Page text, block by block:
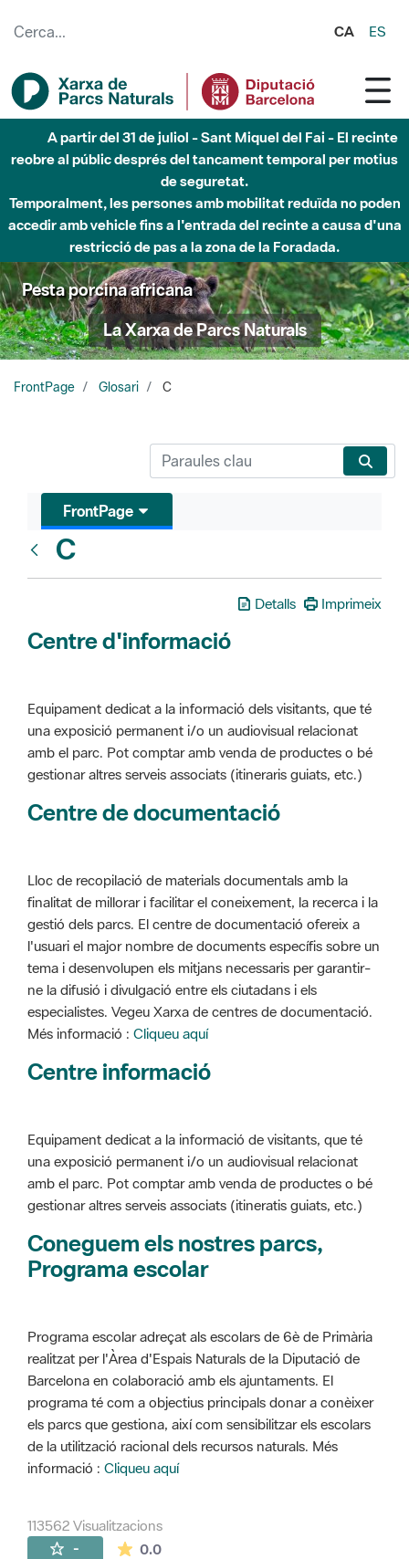
CA ES
A partir del 31 de juliol - Sant Miquel del Fai - El recinte
reobre al públic després del tancament temporal per motius
de seguretat.
Temporalment, les persones amb mobilitat reduïda no poden
accedir amb vehicle fins a l'entrada del recinte a causa d'una
restricció de pas a la zona de la Foradada.
Pesta porcina africana
La Xarxa de Parcs Naturals
FrontPage Glosari C
FrontPage
C
Detalls Imprimeix
Centre d'informació
Equipament dedicat a la informació dels visitants, que té
una exposició permanent i/o un audiovisual relacionat
amb el parc. Pot comptar amb venda de productes o bé
gestionar altres serveis associats (itineraris guiats, etc.)
Centre de documentació
Lloc de recopilació de materials documentals amb la
finalitat de millorar i facilitar el coneixement, la recerca i la
gestió dels parcs. El centre de documentació ofereix a
l'usuari el major nombre de documents específis sobre un
tema i desenvolupen els mitjans necessaris per garantir-
ne la difusió i divulgació entre els ciutadans i els
especialistes. Vegeu Xarxa de centres de documentació.
Més informació : Cliqueu aquí
Centre informació
Equipament dedicat a la informació de visitants, que té
una exposició permanent i/o un audiovisual relacionat
amb el parc. Pot comptar amb venda de productes o bé
gestionar altres serveis associats (itineratis guiats, etc.)
Coneguem els nostres parcs,
Programa escolar
Programa escolar adreçat als escolars de 6è de Primària
realitzat per l'Àrea d'Espais Naturals de la Diputació de
Barcelona en colaboració amb els ajuntaments. El
programa té com a objectius principals donar a conèixer
els parcs que gestiona, així com sensibilitzar els escolars
de la utilització racional dels recursos naturals. Més
informació : Cliqueu aquí
113562 Visualitzacions
- 0.0La mitjana de les valoracions és de 0